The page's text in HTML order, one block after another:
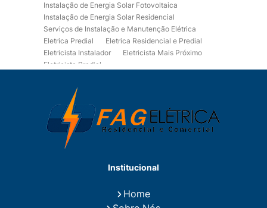
Instalação de Energia Solar Fotovoltaica
Instalação de Energia Solar Residencial
Serviços de Instalação e Manutenção Elétrica
Eletrica Predial
Eletrica Residencial e Predial
Eletricista Instalador
Eletricista Mais Próximo
Eletricista Predial
Eletricista Residencial
Eletricista Residencial E Predial
Eletricistas de Manutenção
Empresa de Instalações Elétricas
Empresa de Manutenção Eletrica
Empresa de Prestação de Serviços Eletricos
Fiação para Instalação Eletrica Residencial
Instalação de Energia Solar Residencial Preço
Institucional
Home